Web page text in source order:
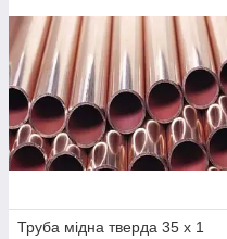
Труба мідна тверда 35 х 1